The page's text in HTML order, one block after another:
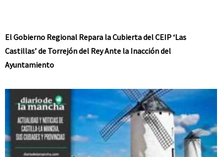
El Gobierno Regional Repara la Cubierta del CEIP ‘Las
Castillas’ de Torrejón del Rey Ante la Inacción del
Ayuntamiento